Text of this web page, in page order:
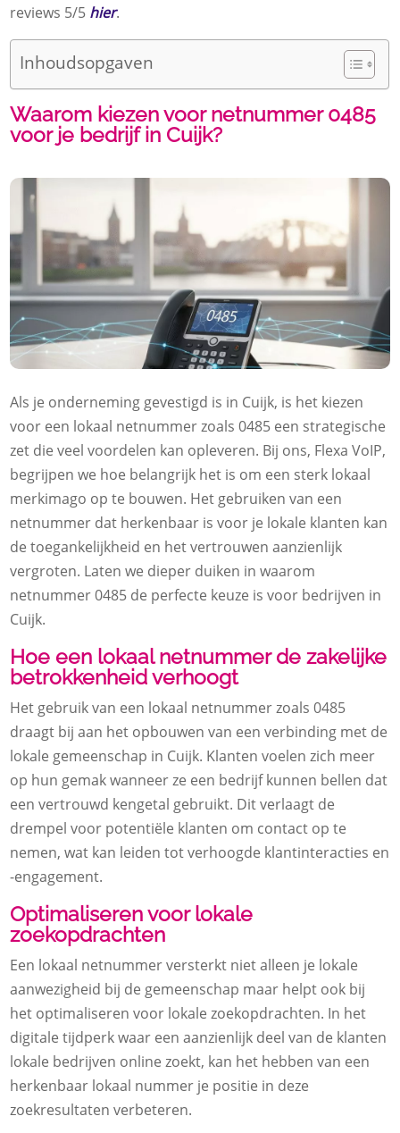
reviews 5/5 hier.
Inhoudsopgaven
Waarom kiezen voor netnummer 0485
voor je bedrijf in Cuijk?
Als je onderneming gevestigd is in Cuijk, is het kiezen
voor een lokaal netnummer zoals 0485 een strategische
zet die veel voordelen kan opleveren. Bij ons, Flexa VoIP,
begrijpen we hoe belangrijk het is om een sterk lokaal
merkimago op te bouwen. Het gebruiken van een
netnummer dat herkenbaar is voor je lokale klanten kan
de toegankelijkheid en het vertrouwen aanzienlijk
vergroten. Laten we dieper duiken in waarom
netnummer 0485 de perfecte keuze is voor bedrijven in
Cuijk.
Hoe een lokaal netnummer de zakelijke
betrokkenheid verhoogt
Het gebruik van een lokaal netnummer zoals 0485
draagt bij aan het opbouwen van een verbinding met de
lokale gemeenschap in Cuijk. Klanten voelen zich meer
op hun gemak wanneer ze een bedrijf kunnen bellen dat
een vertrouwd kengetal gebruikt. Dit verlaagt de
drempel voor potentiële klanten om contact op te
nemen, wat kan leiden tot verhoogde klantinteracties en
-engagement.
Optimaliseren voor lokale
zoekopdrachten
Een lokaal netnummer versterkt niet alleen je lokale
aanwezigheid bij de gemeenschap maar helpt ook bij
het optimaliseren voor lokale zoekopdrachten. In het
digitale tijdperk waar een aanzienlijk deel van de klanten
lokale bedrijven online zoekt, kan het hebben van een
herkenbaar lokaal nummer je positie in deze
zoekresultaten verbeteren.